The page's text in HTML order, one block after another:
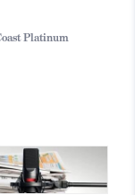
Platinum